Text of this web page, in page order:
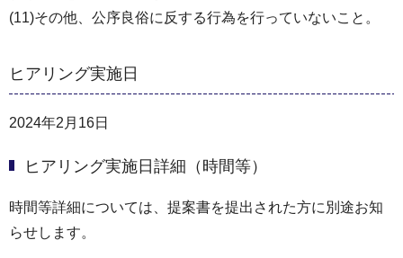
(11)その他、公序良俗に反する行為を行っていないこと。
ヒアリング実施日
2024年2月16日
ヒアリング実施日詳細（時間等）
時間等詳細については、提案書を提出された方に別途お知
らせします。